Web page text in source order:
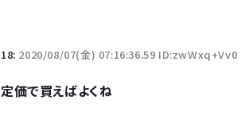
18: 2020/08/07(金) 07:16:36.59 ID:zwWxq+Vv0
定価で買えばよくね